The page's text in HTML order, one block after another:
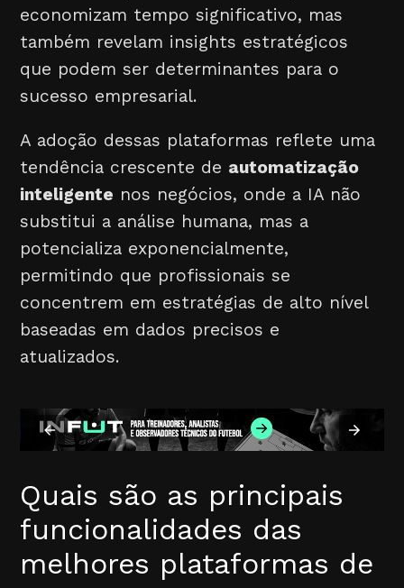
economizam tempo significativo, mas
também revelam insights estratégicos
que podem ser determinantes para o
sucesso empresarial.
A adoção dessas plataformas reflete uma
tendência crescente de automatização
inteligente nos negócios, onde a IA não
substitui a análise humana, mas a
potencializa exponencialmente,
permitindo que profissionais se
concentrem em estratégias de alto nível
baseadas em dados precisos e
atualizados.
Quais são as principais
funcionalidades das
melhores plataformas de